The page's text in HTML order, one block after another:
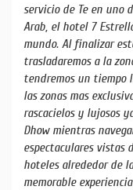
servicio de Te en uno
Arab, el hotel 7
mundo. Al finalizar
trasladaremos a la
tendremos un tiempo
las zonas mas
rascacielos y lujosos
Dhow mientras
espectaculares vistas
hoteles alrededor de
memorable